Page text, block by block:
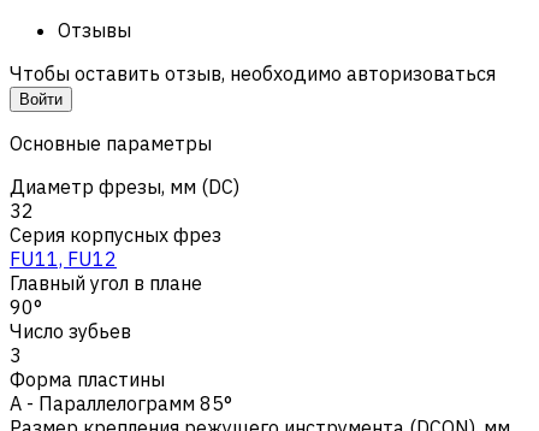
Отзывы
Чтобы оставить отзыв, необходимо авторизоваться
Войти
Основные параметры
Диаметр фрезы, мм (DC)
32
Серия корпусных фрез
FU11, FU12
Главный угол в плане
90°
Число зубьев
3
Форма пластины
A - Параллелограмм 85°